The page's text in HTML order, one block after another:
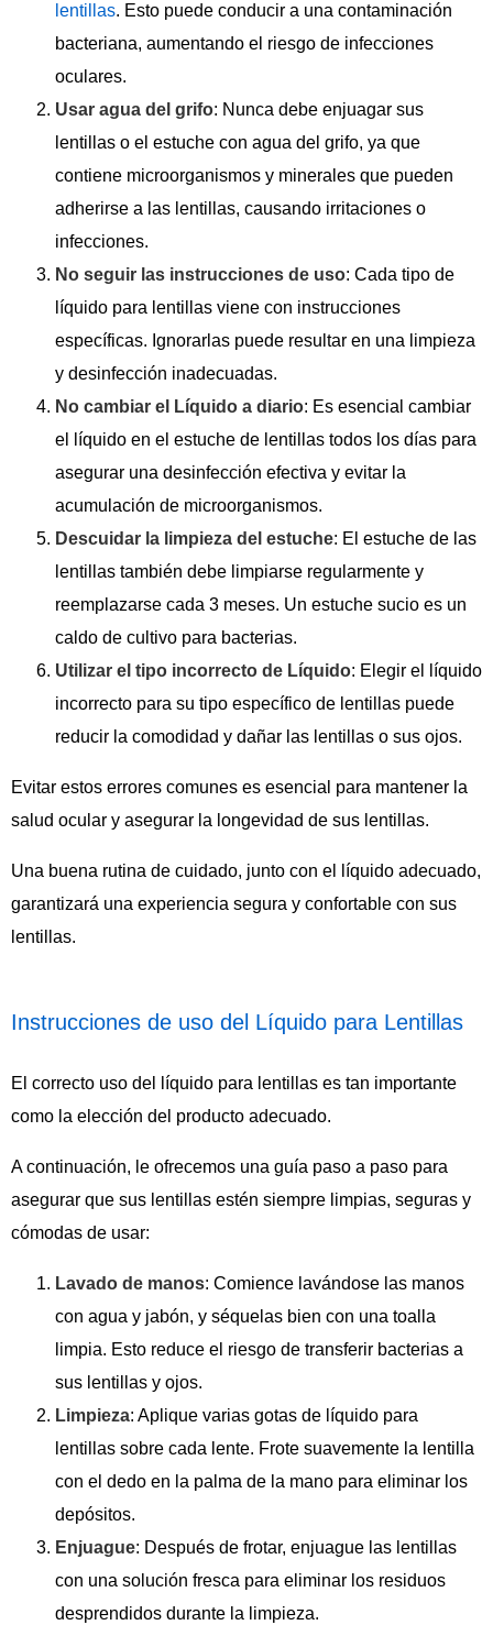
lentillas. Esto puede conducir a una contaminación
bacteriana, aumentando el riesgo de infecciones
oculares.
Usar agua del grifo: Nunca debe enjuagar sus
lentillas o el estuche con agua del grifo, ya que
contiene microorganismos y minerales que pueden
adherirse a las lentillas, causando irritaciones o
infecciones.
No seguir las instrucciones de uso: Cada tipo de
líquido para lentillas viene con instrucciones
específicas. Ignorarlas puede resultar en una limpieza
y desinfección inadecuadas.
No cambiar el Líquido a diario: Es esencial cambiar
el líquido en el estuche de lentillas todos los días para
asegurar una desinfección efectiva y evitar la
acumulación de microorganismos.
Descuidar la limpieza del estuche: El estuche de las
lentillas también debe limpiarse regularmente y
reemplazarse cada 3 meses. Un estuche sucio es un
caldo de cultivo para bacterias.
Utilizar el tipo incorrecto de Líquido: Elegir el líquido
incorrecto para su tipo específico de lentillas puede
reducir la comodidad y dañar las lentillas o sus ojos.
Evitar estos errores comunes es esencial para mantener la
salud ocular y asegurar la longevidad de sus lentillas.
Una buena rutina de cuidado, junto con el líquido adecuado,
garantizará una experiencia segura y confortable con sus
lentillas.
Instrucciones de uso del Líquido para Lentillas
El correcto uso del líquido para lentillas es tan importante
como la elección del producto adecuado.
A continuación, le ofrecemos una guía paso a paso para
asegurar que sus lentillas estén siempre limpias, seguras y
cómodas de usar:
Lavado de manos: Comience lavándose las manos
con agua y jabón, y séquelas bien con una toalla
limpia. Esto reduce el riesgo de transferir bacterias a
sus lentillas y ojos.
Limpieza: Aplique varias gotas de líquido para
lentillas sobre cada lente. Frote suavemente la lentilla
con el dedo en la palma de la mano para eliminar los
depósitos.
Enjuague: Después de frotar, enjuague las lentillas
con una solución fresca para eliminar los residuos
desprendidos durante la limpieza.